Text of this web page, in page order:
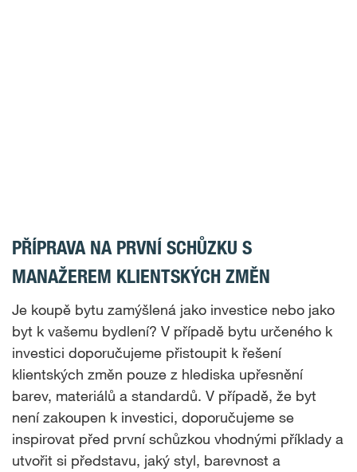
PŘÍPRAVA NA PRVNÍ SCHŮZKU S
MANAŽEREM KLIENTSKÝCH ZMĚN
Je koupě bytu zamýšlená jako investice nebo jako
byt k vašemu bydlení? V případě bytu určeného k
investici doporučujeme přistoupit k řešení
klientských změn pouze z hlediska upřesnění
barev, materiálů a standardů. V případě, že byt
není zakoupen k investici, doporučujeme se
inspirovat před první schůzkou vhodnými příklady a
utvořit si představu, jaký styl, barevnost a